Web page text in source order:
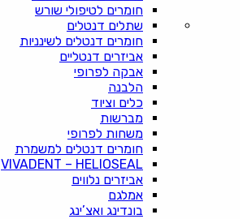
חומרים לטיפולי שורש
שתלים דנטלים
חומרים דנטלים לשינניות
אביזרים דנטליים
אבקה לפרופי
הלבנה
כלים וציוד
מברשות
משחות לפרופי
חומרים דנטלים למשמרת
VIVADENT – HELIOSEAL
אביזרים נלווים
אמלגם
בונדינג ואצ’ינג